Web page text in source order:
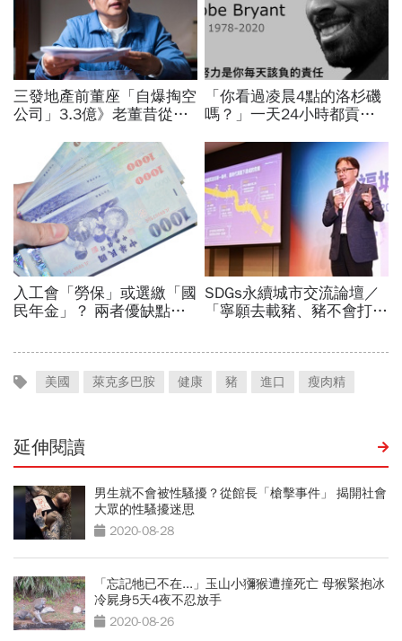
美國 萊克多巴胺 健康 豬 進口 瘦肉精
延伸閱讀
男生就不會被性騷擾？從館長「槍擊事件」 揭開社會
大眾的性騷擾迷思
2020-08-28
「忘記牠已不在...」玉山小獼猴遭撞死亡 母猴緊抱冰
冷屍身5天4夜不忍放手
2020-08-26